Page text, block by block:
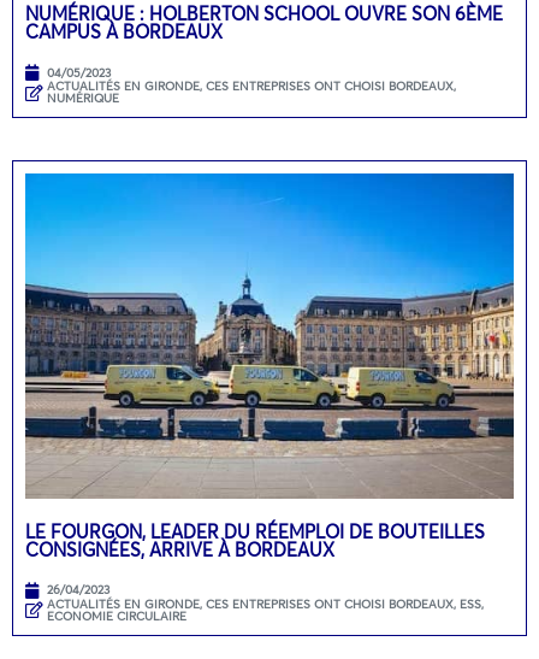
NUMÉRIQUE : HOLBERTON SCHOOL OUVRE SON 6ÈME
CAMPUS À BORDEAUX
04/05/2023
ACTUALITÉS EN GIRONDE, CES ENTREPRISES ONT CHOISI BORDEAUX,
NUMÉRIQUE
LE FOURGON, LEADER DU RÉEMPLOI DE BOUTEILLES
CONSIGNÉES, ARRIVE À BORDEAUX
26/04/2023
ACTUALITÉS EN GIRONDE, CES ENTREPRISES ONT CHOISI BORDEAUX, ESS,
ECONOMIE CIRCULAIRE